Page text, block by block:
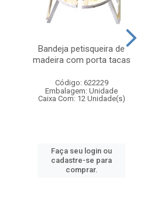
Bandeja petisqueira de
madeira com porta tacas
Código: 622229
Embalagem: Unidade
Caixa Com: 12 Unidade(s)
Faça seu login ou
cadastre-se para
comprar.